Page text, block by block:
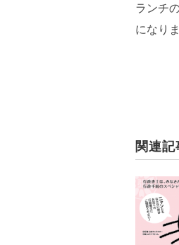
ランチ
になり
関連記